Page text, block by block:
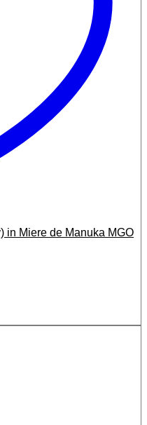
in Miere de Manuka MGO